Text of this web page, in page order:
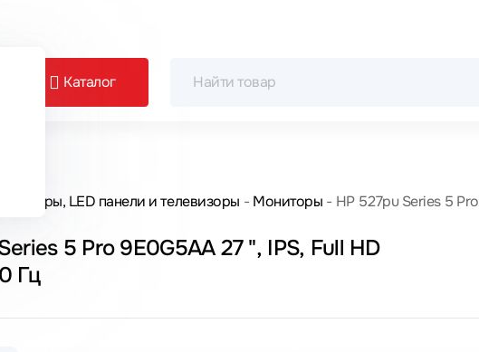
Каталог
Мониторы, LED панели и телевизоры Мониторы HP 527pu Series 5 Pro
5 Pro 9E0G5AA 27 ", IPS, Full HD
Гц